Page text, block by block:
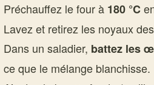
Préchauffez le four à 180 °C
Lavez et retirez les noyaux
Dans un saladier, battez les
ce que le mélange blanchisse.